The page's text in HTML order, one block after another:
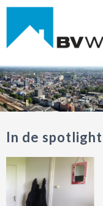
In de spotlight